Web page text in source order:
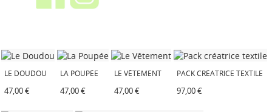
LE DOUDOU
47,00 €
LA POUPÉE
47,00 €
LE VÊTEMENT
47,00 €
PACK CRÉATRICE TEXTILE
97,00 €